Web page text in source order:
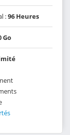
:96 Heures
Go